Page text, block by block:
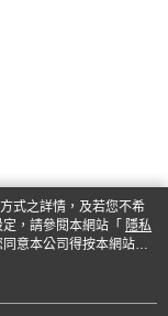
式之詳情，及若您不希
，請參閱本網站「 隱私
意本公司得按本網站使